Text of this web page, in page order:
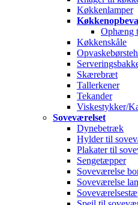
Køkkenlamper
Ophæng
Køkkenskåle
Skærebræt
Tallerkener
Tekander
Viskestykker/
Soveværelset
Dynebetræk
Hylder til
Plakater til
Sengetæpper
Soveværelse
Soveværelse